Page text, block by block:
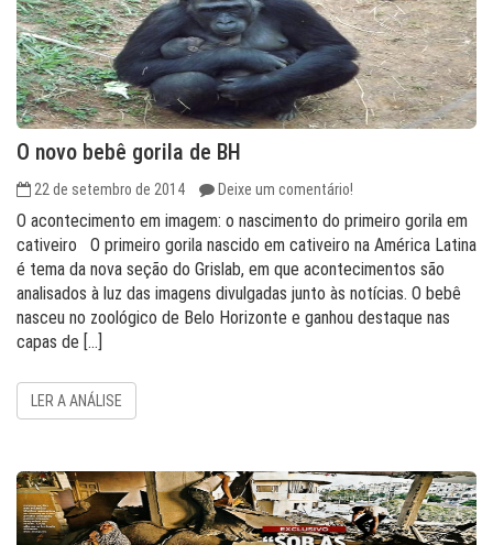
O novo bebê gorila de BH
22 de setembro de 2014 Deixe um comentário!
O acontecimento em imagem: o nascimento do primeiro gorila em
cativeiro O primeiro gorila nascido em cativeiro na América Latina
é tema da nova seção do Grislab, em que acontecimentos são
analisados à luz das imagens divulgadas junto às notícias. O bebê
nasceu no zoológico de Belo Horizonte e ganhou destaque nas
capas de […]
LER A ANÁLISE